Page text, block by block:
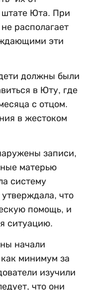
штате Юта. При
располагает
эти
должны были
в Юту, где
с отцом.
в жестоком
записи,
матерью
систему
что
помощь, и
ситуацию.
начали
минимум за
изучили
что они